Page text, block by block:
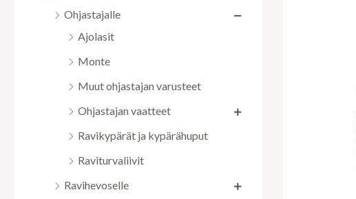
Ohjastajalle
Ajolasit
Monte
Muut ohjastajan varusteet
Ohjastajan vaatteet
Ravikypärät ja kypärähuput
Raviturvaliivit
Ravihevoselle